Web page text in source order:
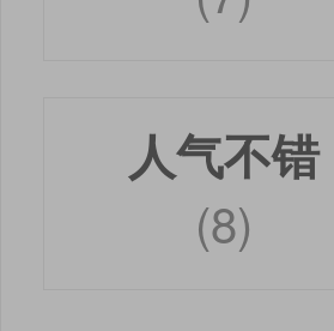
人气不错
(8)